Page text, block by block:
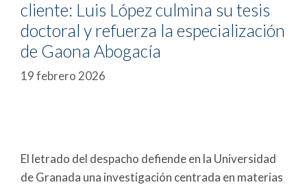
cliente: Luis López culmina su tesis
doctoral y refuerza la especialización
de Gaona Abogacía
19 febrero 2026
El letrado del despacho defiende en la Universidad
de Granada una investigación centrada en materias